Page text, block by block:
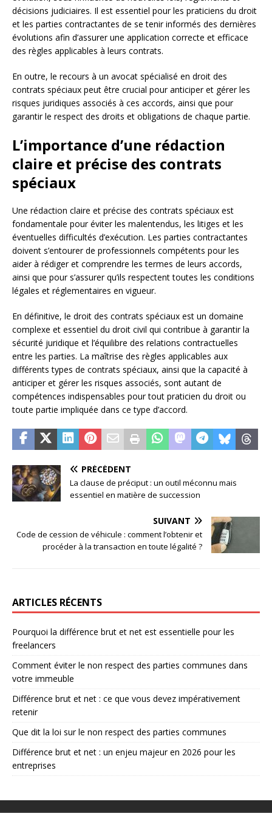
décisions judiciaires. Il est essentiel pour les praticiens du droit
et les parties contractantes de se tenir informés des dernières
évolutions afin d’assurer une application correcte et efficace
des règles applicables à leurs contrats.
En outre, le recours à un avocat spécialisé en droit des
contrats spéciaux peut être crucial pour anticiper et gérer les
risques juridiques associés à ces accords, ainsi que pour
garantir le respect des droits et obligations de chaque partie.
L’importance d’une rédaction
claire et précise des contrats
spéciaux
Une rédaction claire et précise des contrats spéciaux est
fondamentale pour éviter les malentendus, les litiges et les
éventuelles difficultés d’exécution. Les parties contractantes
doivent s’entourer de professionnels compétents pour les
aider à rédiger et comprendre les termes de leurs accords,
ainsi que pour s’assurer qu’ils respectent toutes les conditions
légales et réglementaires en vigueur.
En définitive, le droit des contrats spéciaux est un domaine
complexe et essentiel du droit civil qui contribue à garantir la
sécurité juridique et l’équilibre des relations contractuelles
entre les parties. La maîtrise des règles applicables aux
différents types de contrats spéciaux, ainsi que la capacité à
anticiper et gérer les risques associés, sont autant de
compétences indispensables pour tout praticien du droit ou
toute partie impliquée dans ce type d’accord.
PRÉCÉDENT
La clause de préciput : un outil méconnu mais
essentiel en matière de succession
SUIVANT
Code de cession de véhicule : comment l’obtenir et
procéder à la transaction en toute légalité ?
ARTICLES RÉCENTS
Pourquoi la différence brut et net est essentielle pour les
freelancers
Comment éviter le non respect des parties communes dans
votre immeuble
Différence brut et net : ce que vous devez impérativement
retenir
Que dit la loi sur le non respect des parties communes
Différence brut et net : un enjeu majeur en 2026 pour les
entreprises